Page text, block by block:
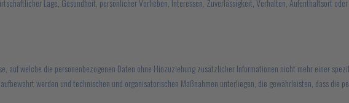
Lage, Gesundheit, persönlicher Vorlieben, Interessen, Zuverlässigkeit, Verhalten, Aufenthaltsort
auf welche die personenbezogenen Daten ohne Hinzuziehung zusätzlicher Informationen nicht mehr einer
werden und technischen und organisatorischen Maßnahmen unterliegen, die gewährleisten, dass die